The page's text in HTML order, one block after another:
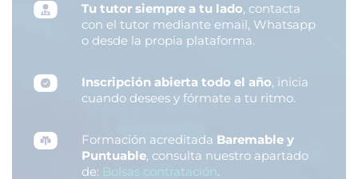
Tu tutor siempre a tu lado, contacta
con el tutor mediante email, Whatsapp
o desde la propia plataforma.
Inscripción abierta todo el año, inicia
cuando desees y fórmate a tu ritmo.
Formación acreditada Baremable y
Puntuable, consulta nuestro apartado
de: Bolsas contratación.